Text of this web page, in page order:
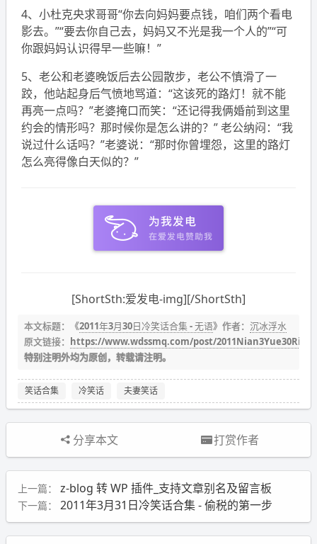
4、小杜克央求哥哥“你去向妈妈要点钱，咱们两个看电
影去。”“要去你自己去，妈妈又不光是我一个人的”“可
你跟妈妈认识得早一些嘛！”
5、老公和老婆晚饭后去公园散步，老公不慎滑了一
跤，他站起身后气愤地骂道：“这该死的路灯！就不能
再亮一点吗？”老婆掩口而笑：“还记得我俩婚前到这里
约会的情形吗？那时候你是怎么讲的？” 老公纳闷：“我
说过什么话吗？”老婆说：“那时你曾埋怨，这里的路灯
怎么亮得像白天似的？”
[ShortSth:爱发电-img][/ShortSth]
本文标题：《2011年3月30日冷笑话合集 - 无语》作者： 沉冰浮水
原文链接： https://www.wdssmq.com/post/
特别注明外均为原创，转载请注明。
笑话合集 冷笑话 夫妻笑话
分享本文 打赏作者
上一篇： z-blog 转 WP 插件_支持文章别名及留言板
下一篇： 2011年3月31日冷笑话合集 - 偷税的第一步